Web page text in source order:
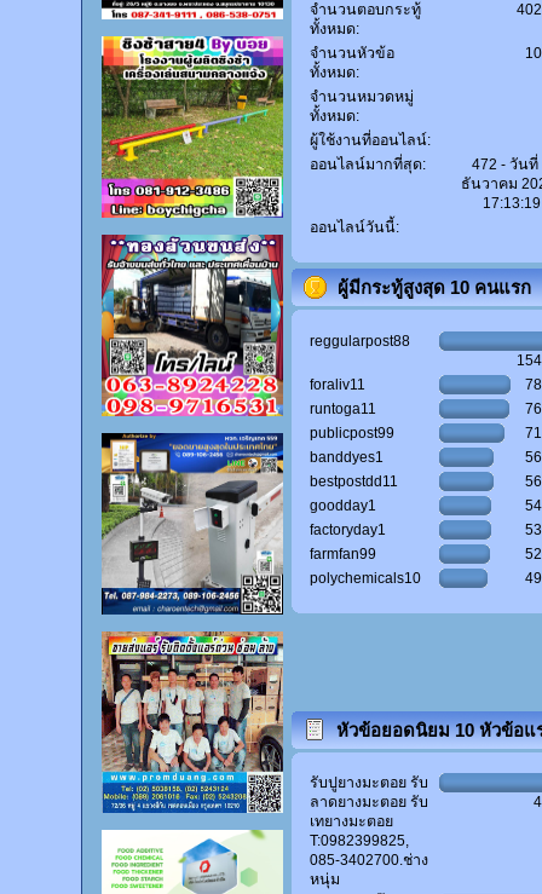
จำนวนตอบกระทู้
ทั้งหมด:
จำนวนหัวข้อ
ทั้งหมด:
จำนวนหมวดหมู่
ทั้งหมด:
ผู้ใช้งานที่ออนไลน์:
ออนไลน์มากที่สุด:
472 - วันที่
ธันวาคม
ออนไลน์วันนี้:
ผู้มีกระทู้สูงสุด 10 คนแรก
reggularpost88
foraliv11
runtoga11
publicpost99
banddyes1
bestpostdd11
goodday1
factoryday1
farmfan99
polychemicals10
หัวข้อยอดนิยม 10 หัวข้อแ
รับปูยางมะตอย รับ
ลาดยางมะตอย รับ
เทยางมะตอย
T:0982399825,
085-3402700.ช่าง
หนุ่ม